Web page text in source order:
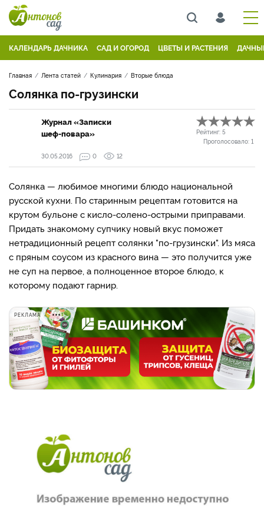
КАЛЕНДАРЬ ДАЧНИКА САД И ОГОРОД ЦВЕТЫ И РАСТЕНИЯ
Главная Лента статей Кулинария Вторые блюда
Солянка по-грузински
Журнал «Записки
шеф-повара»
Рейтинг: 5
Проголосовало: 1
30.05.2016
0 12
Солянка — любимое многими блюдо национальной
русской кухни. По старинным рецептам готовится на
крутом бульоне с кисло-солено-острыми приправами.
Придать знакомому супчику новый вкус поможет
нетрадиционный рецепт солянки "по-грузински". Из мяса
с пряным соусом из красного вина — это получится уже
не суп на первое, а полноценное второе блюдо, к
которому подают гарнир.
РЕКЛАМА